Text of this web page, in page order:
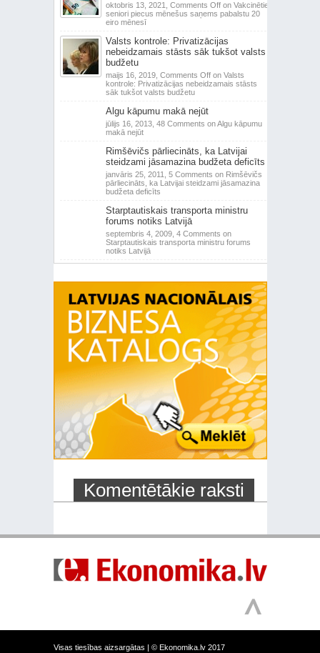
oktobris 13, 2021, Comments Offon Vakcinētie
seniori piecus mēnešus saņems pabalstu 20
eiro mēnesī
Valsts kontrole: Privatizācijas
nebeidzamais stāsts sāk tukšot valsts
budžetu
maijs 16, 2019, Comments Offon Valsts
kontrole: Privatizācijas nebeidzamais stāsts
sāk tukšot valsts budžetu
Algu kāpumu makā nejūt
jūlijs 16, 2013, 48 Comments on Algu kāpumu
makā nejūt
Rimšēvičs pārliecināts, ka Latvijai
steidzami jāsamazina budžeta deficīts
janvāris 25, 2011, 5 Comments on Rimšēvičs
pārliecināts, ka Latvijai steidzami jāsamazina
budžeta deficīts
Starptautiskais transporta ministru
forums notiks Latvijā
septembris 4, 2009, 4 Comments on
Starptautiskais transporta ministru forums
notiks Latvijā
Komentētākie raksti
Visas tiesības aizsargātas | © Ekonomika.lv 2017